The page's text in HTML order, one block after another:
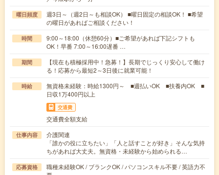
曜日頻度
週3日～（週2日～も相談OK） ■曜日固定の相談OK！ ■希望
の曜日があればご相談ください！
時間
9:00～18:00（休憩60分）■ご希望があれば下記シフトも
OK！早番 7:00～16:00遅番 …
期間
【現在も積極採用中！急募！】長期でじっくり安心して働け
る！応募から最短2～3日後に就業可能！
時給
無資格未経験：時給1300円～ ■週払いOK ■扶養内OK ■
日収1万400円以上
交通費
交通費全額支給
仕事内容
介護関連
「誰かの役に立ちたい」「人と話すことが好き」そんな気持
ちがあれば大丈夫。無資格・未経験から始められる…
応募資格
職種未経験OK / ブランクOK / パソコンスキル不要 / 英語力不